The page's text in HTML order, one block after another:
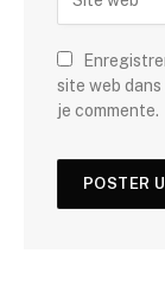
site web
je commente.